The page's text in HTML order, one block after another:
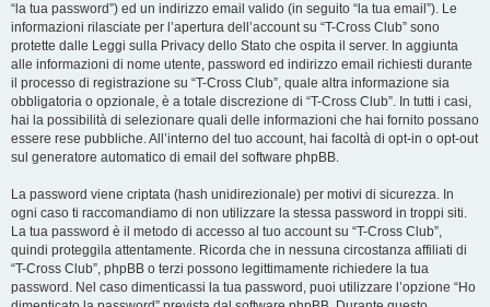
“la tua password”) ed un indirizzo email valido (in seguito “la tua email”). Le
informazioni rilasciate per l’apertura dell’account su “T-Cross Club” sono
protette dalle Leggi sulla Privacy dello Stato che ospita il server. In aggiunta
alle informazioni di nome utente, password ed indirizzo email richiesti durante
il processo di registrazione su “T-Cross Club”, quale altra informazione sia
obbligatoria o opzionale, è a totale discrezione di “T-Cross Club”. In tutti i casi,
hai la possibilità di selezionare quali delle informazioni che hai fornito possano
essere rese pubbliche. All’interno del tuo account, hai facoltà di opt-in o opt-out
sul generatore automatico di email del software phpBB.
La password viene criptata (hash unidirezionale) per motivi di sicurezza. In
ogni caso ti raccomandiamo di non utilizzare la stessa password in troppi siti.
La tua password è il metodo di accesso al tuo account su “T-Cross Club”,
quindi proteggila attentamente. Ricorda che in nessuna circostanza affiliati di
“T-Cross Club”, phpBB o terzi possono legittimamente richiedere la tua
password. Nel caso dimenticassi la tua password, puoi utilizzare l’opzione “Ho